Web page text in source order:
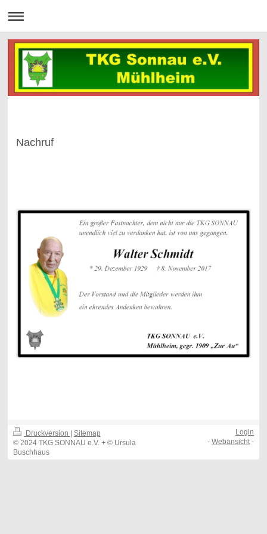
Nachruf
Druckversion | Sitemap
© 2024 TKG SONNAU e.V. + © Ursula
Buschhaus
Login
-Webansicht-